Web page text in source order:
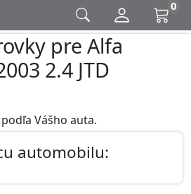
0
pre Alfa
2.4 JTD
Vášho auta.
automobilu: